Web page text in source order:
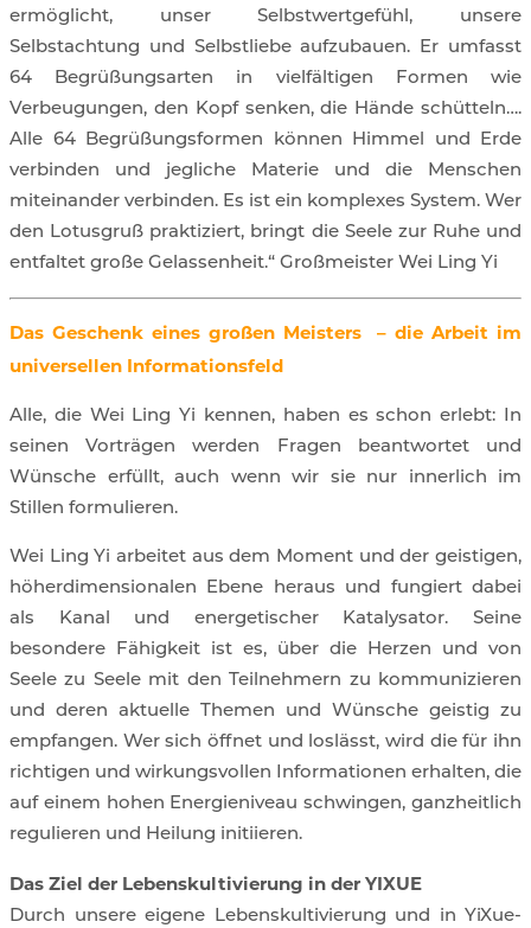
ermöglicht, unser Selbstwertgefühl, unsere
Selbstachtung und Selbstliebe aufzubauen. Er umfasst
64 Begrüßungsarten in vielfältigen Formen wie
Verbeugungen, den Kopf senken, die Hände schütteln….
Alle 64 Begrüßungsformen können Himmel und Erde
verbinden und jegliche Materie und die Menschen
miteinander verbinden. Es ist ein komplexes System. Wer
den Lotusgruß praktiziert, bringt die Seele zur Ruhe und
entfaltet große Gelassenheit.“ Großmeister Wei Ling Yi
Das Geschenk eines großen Meisters – die Arbeit im
universellen Informationsfeld
Alle, die Wei Ling Yi kennen, haben es schon erlebt: In
seinen Vorträgen werden Fragen beantwortet und
Wünsche erfüllt, auch wenn wir sie nur innerlich im
Stillen formulieren.
Wei Ling Yi arbeitet aus dem Moment und der geistigen,
höherdimensionalen Ebene heraus und fungiert dabei
als Kanal und energetischer Katalysator. Seine
besondere Fähigkeit ist es, über die Herzen und von
Seele zu Seele mit den Teilnehmern zu kommunizieren
und deren aktuelle Themen und Wünsche geistig zu
empfangen. Wer sich öffnet und loslässt, wird die für ihn
richtigen und wirkungsvollen Informationen erhalten, die
auf einem hohen Energieniveau schwingen, ganzheitlich
regulieren und Heilung initiieren.
Das Ziel der Lebenskultivierung in der YIXUE
Durch unsere eigene Lebenskultivierung und in YiXue-